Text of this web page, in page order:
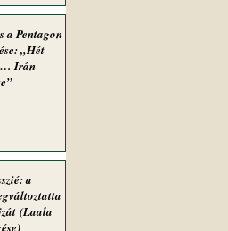
a Pentagon
„Hét
Irán
a
(Laala